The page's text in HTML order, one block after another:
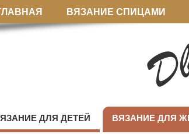
ВЯЗАНИЕ СПИЦАМИ
ДЛЯ ДЕТЕЙ ВЯЗАНИЕ ДЛЯ